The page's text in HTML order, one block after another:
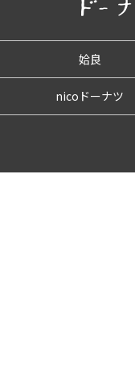
姶良
nicoドーナツ